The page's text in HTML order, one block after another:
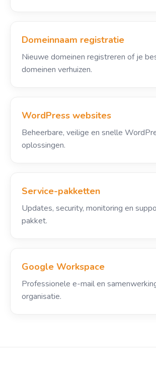
Domeinnaam registratie
Nieuwe domeinen registreren of je
domeinen verhuizen.
WordPress websites
Beheerbare, veilige en snelle
oplossingen.
Service-pakketten
Updates, security, monitoring en
pakket.
Google Workspace
Professionele e-mail en
organisatie.